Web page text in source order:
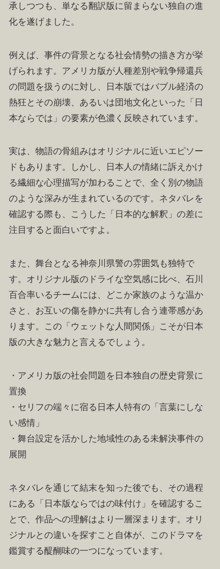
承しつつも、単なる翻訳版に留まらない独自の進
化を遂げました。
例えば、事件の背景となる社会情勢の描き方が挙
げられます。アメリカ版が人種差別や戦争帰還兵
の問題を扱うのに対し、日本版ではバブル経済の
熱狂とその崩壊、あるいは団地文化といった「日
本ならでは」の要素が色濃く反映されています。
実は、物語の骨組みはオリジナルに近いエピソー
ドもあります。しかし、日本人の情緒に訴えかけ
る繊細な心理描写が加わることで、全く別の物語
のような深みが生まれているのです。ネタバレを
確認する際も、こうした「日本的な解釈」の差に
注目すると面白いですよ。
また、舞台となる神奈川県警の雰囲気も独特で
す。オリジナル版のドライな空気感に比べ、石川
百合率いるチームには、どこか家族のような温か
さと、お互いの傷を静かに共有し合う連帯感があ
ります。この「ウェットな人間関係」こそが日本
版の大きな魅力と言えるでしょう。
・アメリカ版の社会問題を日本独自の歴史背景に
置換
・セリフの端々に宿る日本人特有の「言葉にしな
い感情」
・舞台設定を活かした地域性のある未解決事件の
展開
ネタバレを通じて結末を知った後でも、その過程
にある「日本版ならではの味付け」を確認するこ
とで、作品への理解はより一層深まります。オリ
ジナルとの違いを探すこと自体が、このドラマを
鑑賞する醍醐味の一つになっています。